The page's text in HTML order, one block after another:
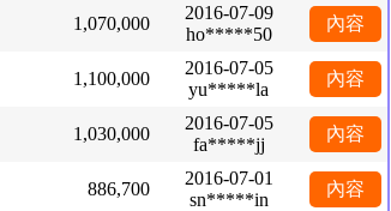
1,070,000
2016-07-09
ho*****50
內容
1,100,000
2016-07-05
yu*****la
內容
1,030,000
2016-07-05
fa*****jj
內容
886,700
2016-07-01
sn*****in
內容